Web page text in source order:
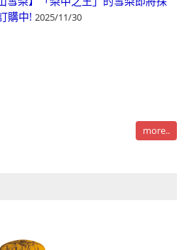
購中! 2025/11/30
more..